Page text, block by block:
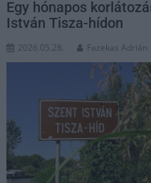
Egy hónapos
István Tisza-hídon
2026.05.28. Fazekas Adrián